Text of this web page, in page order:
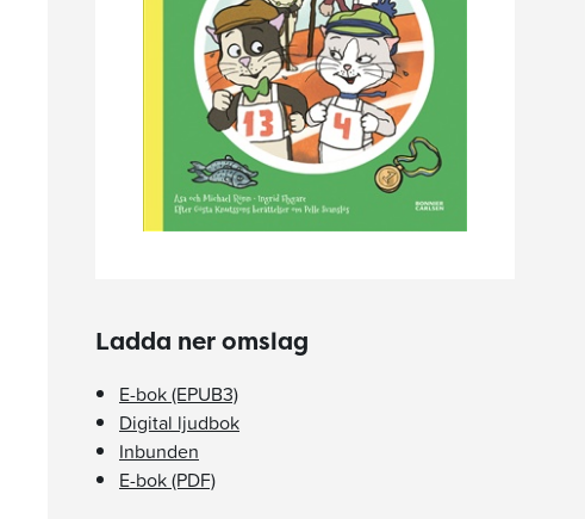
Ladda ner omslag
E-bok (EPUB3)
Digital ljudbok
Inbunden
E-bok (PDF)